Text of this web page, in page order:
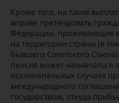
Кроме того, на такие
вправе претендовать
Федерации, проживающие
на территории страны (в
бывшего Советского
пенсия может назначаться
исключительных случаях
международного
государством, откуда